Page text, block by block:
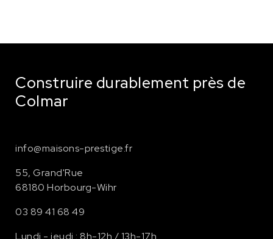
Construire durablement près de
Colmar
info@maisons-prestige.fr
55, Grand'Rue
68180 Horbourg-Wihr
03 89 41 68 49
Lundi - jeudi : 8h-12h / 13h-17h